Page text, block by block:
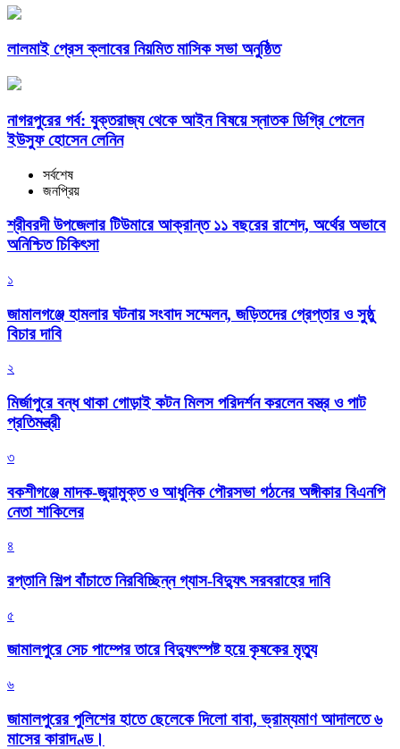
লালমাই প্রেস ক্লাবের নিয়মিত মাসিক সভা অনুষ্ঠিত
নাগরপুরের গর্ব: যুক্তরাজ্য থেকে আইন বিষয়ে স্নাতক ডিগ্রি পেলেন
ইউসুফ হোসেন লেনিন
সর্বশেষ
জনপ্রিয়
শ্রীবরদী উপজেলার টিউমারে আক্রান্ত ১১ বছরের রাশেদ, অর্থের অভাবে
অনিশ্চিত চিকিৎসা
১
জামালগঞ্জে হামলার ঘটনায় সংবাদ সম্মেলন, জড়িতদের গ্রেপ্তার ও সুষ্ঠু
বিচার দাবি
২
মির্জাপুরে বন্ধ থাকা গোড়াই কটন মিলস পরিদর্শন করলেন বস্ত্র ও পাট
প্রতিমন্ত্রী
৩
বকশীগঞ্জে মাদক-জুয়ামুক্ত ও আধুনিক পৌরসভা গঠনের অঙ্গীকার বিএনপি
নেতা শাকিলের
৪
রপ্তানি শিল্প বাঁচাতে নিরবিচ্ছিন্ন গ্যাস-বিদ্যুৎ সরবরাহের দাবি
৫
জামালপুরে সেচ পাম্পের তারে বিদ্যুৎস্পষ্ট হয়ে কৃষকের মৃত্যু
৬
জামালপুরের পুলিশের হাতে ছেলেকে দিলো বাবা, ভ্রাম্যমাণ আদালতে ৬
মাসের কারাদণ্ড।